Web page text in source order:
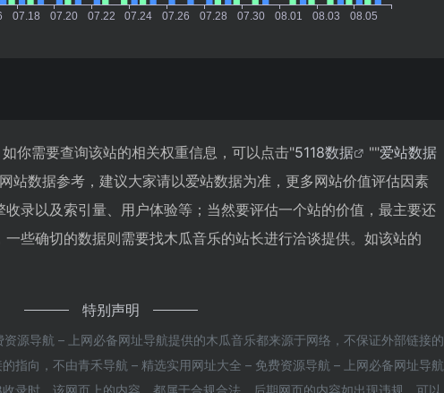
你需要查询该站的相关权重信息，可以点击"5118数据 ""爱站数据
站数据参考，建议大家请以爱站数据为准，更多网站价值评估因素
录以及索引量、用户体验等；当然要评估一个站的价值，最主要还
些确切的数据则需要找木瓜音乐的站长进行洽谈提供。如该站的
特别声明
源导航 – 上网必备网址导航提供的木瓜音乐都来源于网络，不保证外部链接的
指向，不由青禾导航 – 精选实用网址大全 – 免费资源导航 – 上网必备网址导航
录时，该网页上的内容，都属于合规合法，后期网页的内容如出现违规，可以